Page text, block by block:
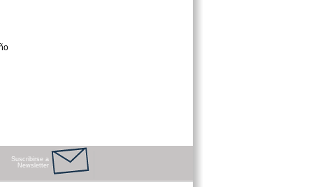
Suscribirse a
Newsletter